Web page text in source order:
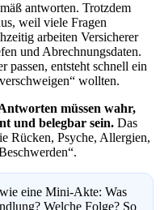
antworten. Trotzdem
weil viele Fragen
arbeiten Versicherer
und Abrechnungsdaten.
passen, entsteht schnell ein
wollten.
müssen wahr,
und belegbar sein. Das
Rücken, Psyche, Allergien,
eine Mini-Akte: Was
Welche Folge? So